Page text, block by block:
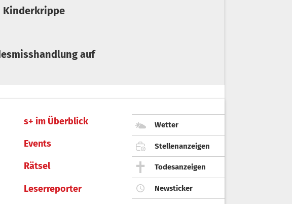
s+ im Überblick
Events
Rätsel
Leserreporter
Wetter
Stellenanzeigen
Todesanzeigen
Newsticker